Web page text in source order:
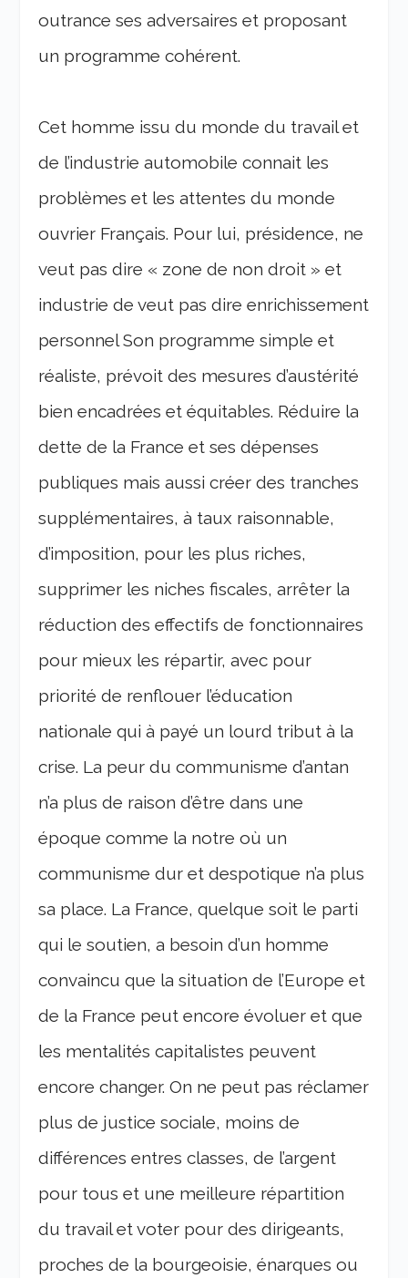
outrance ses adversaires et proposant
un programme cohérent.
Cet homme issu du monde du travail et
de l’industrie automobile connait les
problèmes et les attentes du monde
ouvrier Français. Pour lui, présidence, ne
veut pas dire « zone de non droit » et
industrie de veut pas dire enrichissement
personnelSon programme simple et
réaliste, prévoit des mesures d’austérité
bien encadrées et équitables. Réduire la
dette de la France et ses dépenses
publiques mais aussi créer des tranches
supplémentaires, à taux raisonnable,
d’imposition, pour les plus riches,
supprimer les niches fiscales, arrêter la
réduction des effectifs de fonctionnaires
pour mieux les répartir, avec pour
priorité de renflouer l’éducation
nationale qui à payé un lourd tribut à la
crise. La peur du communisme d’antan
n’a plus de raison d’être dans une
époque comme la notre où un
communisme dur et despotique n’a plus
sa place. La France, quelque soit le parti
qui le soutien, a besoin d’un homme
convaincu que la situation de l’Europe et
de la France peut encore évoluer et que
les mentalités capitalistes peuvent
encore changer. On ne peut pas réclamer
plus de justice sociale, moins de
différences entres classes, de l’argent
pour tous et une meilleure répartition
du travail et voter pour des dirigeants,
proches de la bourgeoisie, énarques ou